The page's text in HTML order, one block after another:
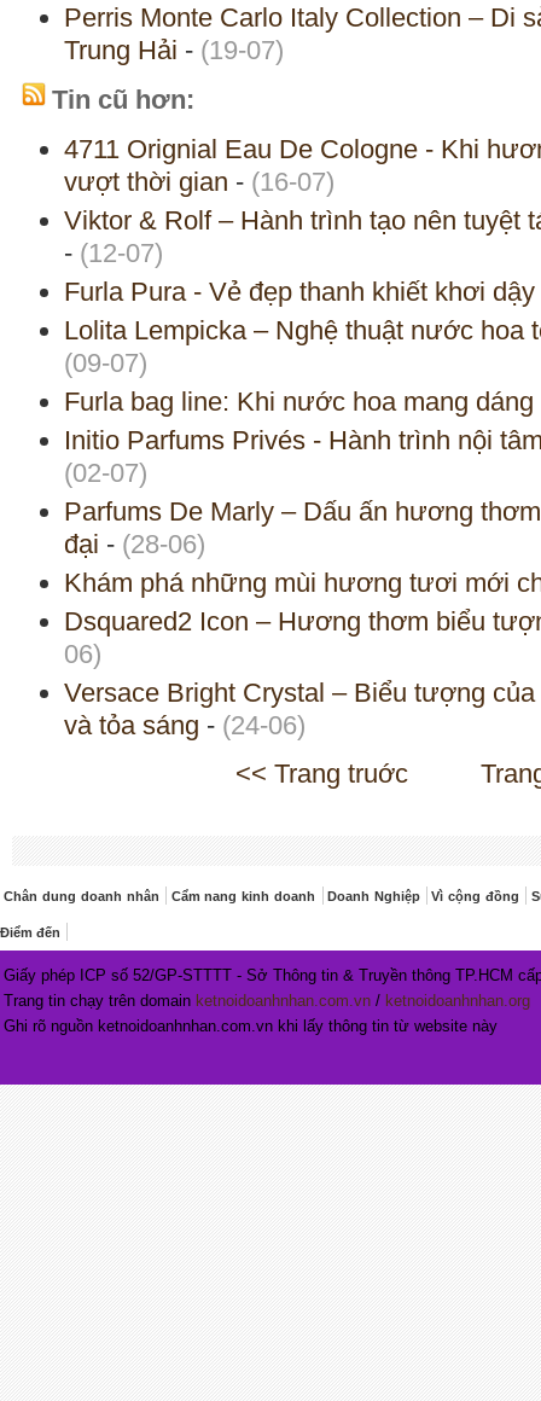
Perris Monte Carlo Italy Collection – Di
Trung Hải - (19-07)
Tin cũ hơn:
4711 Orignial Eau De Cologne - Khi
vượt thời gian - (16-07)
Viktor & Rolf – Hành trình tạo nên tuyệt
- (12-07)
Furla Pura - Vẻ đẹp thanh khiết khơi
Lolita Lempicka – Nghệ thuật nước hoa
(09-07)
Furla bag line: Khi nước hoa mang
Initio Parfums Privés - Hành trình nội
(02-07)
Parfums De Marly – Dấu ấn hương
đại - (28-06)
Khám phá những mùi hương tươi mới
Dsquared2 Icon – Hương thơm biểu
06)
Versace Bright Crystal – Biểu tượng
và tỏa sáng - (24-06)
<< Trang truớc
Chân dung doanh nhân Cẩm nang kinh doanh Doanh Nghiệp Vì cộng đồng
Điểm đến
Giấy phép ICP số 52/GP-STTTT - Sở Thông tin & Truyền thông TP.HCM
Trang tin chạy trên domain ketnoidoanhnhan.com.vn / ketnoidoanhnhan.org
Ghi rõ nguồn ketnoidoanhnhan.com.vn khi lấy thông tin từ website này